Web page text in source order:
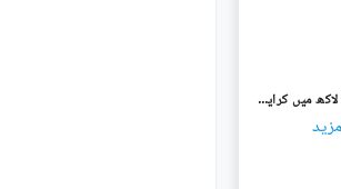
شاہراہِ فیصل کراچی میں 10 کمروں کا 1 کنال مکان 15.0 لاکھ میں کرایہ پر دستیاب ہے۔
مزید